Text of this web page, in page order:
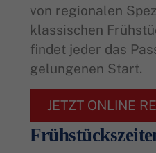
von regionalen
klassischen
findet jeder das
gelungenen Start.
JETZT ONLINE